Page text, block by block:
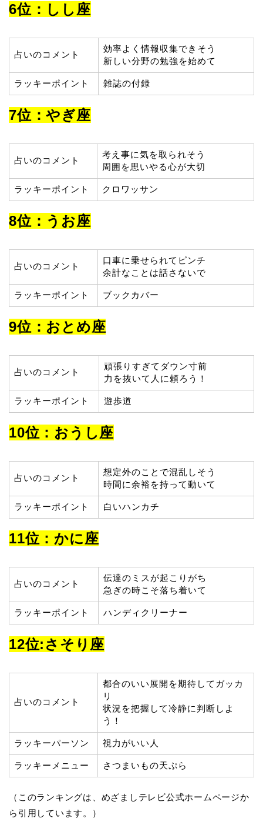
6位：しし座
占いのコメント
効率よく情報収集できそう
新しい分野の勉強を始めて
ラッキーポイント 雑誌の付録
7位：やぎ座
占いのコメント
考え事に気を取られそう
周囲を思いやる心が大切
ラッキーポイント クロワッサン
8位：うお座
占いのコメント
口車に乗せられてピンチ
余計なことは話さないで
ラッキーポイント ブックカバー
9位：おとめ座
占いのコメント
頑張りすぎてダウン寸前
力を抜いて人に頼ろう！
ラッキーポイント 遊歩道
10位：おうし座
占いのコメント
想定外のことで混乱しそう
時間に余裕を持って動いて
ラッキーポイント 白いハンカチ
11位：かに座
占いのコメント
伝達のミスが起こりがち
急ぎの時こそ落ち着いて
ラッキーポイント ハンディクリーナー
12位:さそり座
占いのコメント
都合のいい展開を期待してガッカ
リ
状況を把握して冷静に判断しよ
う！
ラッキーパーソン 視力がいい人
ラッキーメニュー さつまいもの天ぷら
（このランキングは、めざましテレビ公式ホームページか
ら引用しています。）